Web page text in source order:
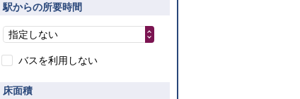
駅からの所要時間
指定しない
バスを利用しない
床面積